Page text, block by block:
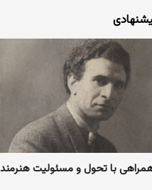
با تحول و مسئولیت هنرمند